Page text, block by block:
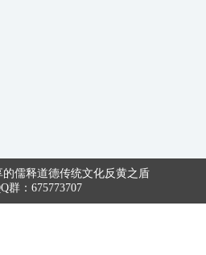
儒释道德传统文化反黄之盾
群：675773707